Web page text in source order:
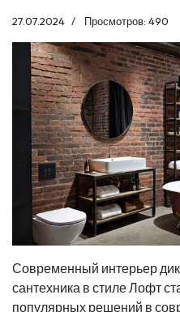
27.07.2024 Просмотров: 490
Современный интерьер
сантехника в стиле Лофт
популярных решений в